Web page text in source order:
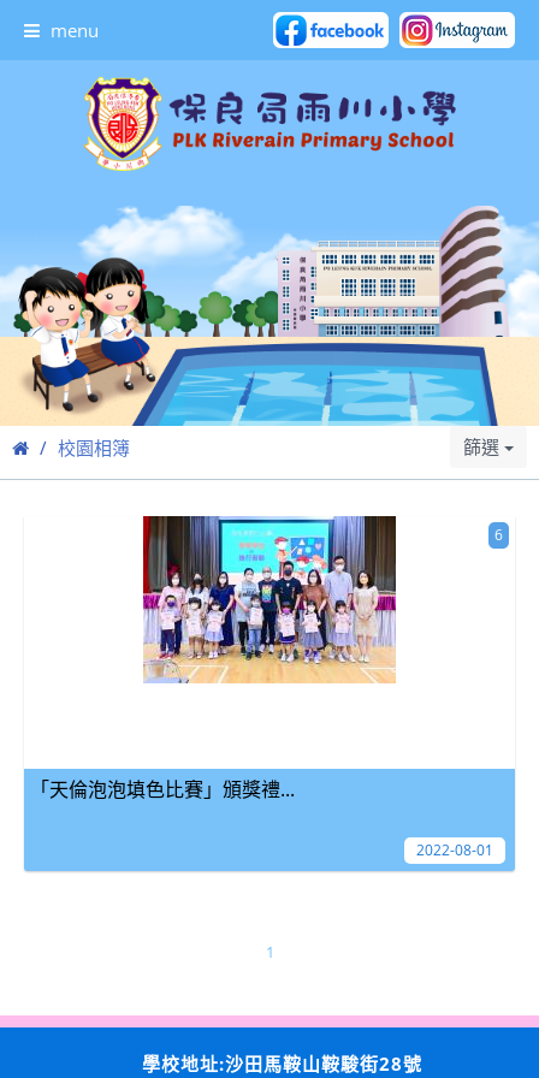
menu
校園相簿 篩選
「天倫泡泡填色比賽」頒獎禮...
6
2022-08-01
1
學校地址:沙田馬鞍山鞍駿街28號